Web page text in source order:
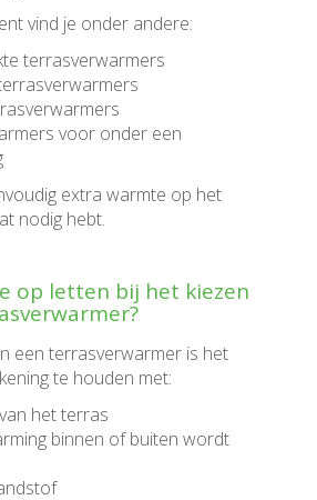
vind je onder andere:
terrasverwarmers
voor onder een
extra warmte op het
nodig hebt.
op letten bij het kiezen
een terrasverwarmer is het
te houden met:
het terras
binnen of buiten wordt